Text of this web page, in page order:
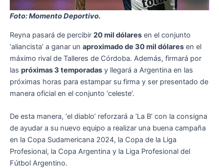
Foto: Momento Deportivo.
Reyna pasará de percibir 20 mil dólares en el conjunto
‘aliancista’ a ganar un aproximado de 30 mil dólares en el
máximo rival de Talleres de Córdoba. Además, firmará por
las próximas 3 temporadas y llegará a Argentina en las
próximas horas para estampar su firma y ser presentado de
manera oficial en el conjunto ‘celeste’.
De esta manera, ‘el diablo’ reforzará a ‘La B’ con la consigna
de ayudar a su nuevo equipo a realizar una buena campaña
en la Copa Sudamericana 2024, la Copa de la Liga
Profesional, la Copa Argentina y la Liga Profesional del
Fútbol Argentino.